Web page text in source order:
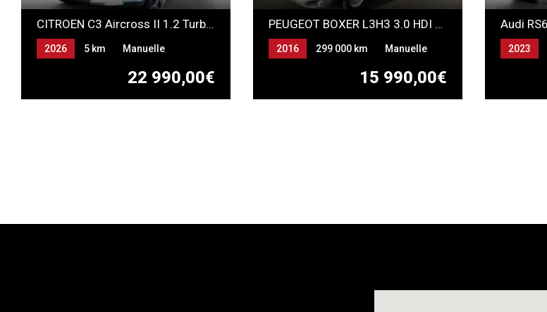
CITROEN C3 Aircross II 1.2 Turbo 100ch PLUS
22 990,00€
2026 5 km
Manuelle
PEUGEOT BOXER L3H3 3.0 HDI 180 FAP 3.5T *13 325 HT*
15 990,00€
2016 299 000 km
Manuelle
2023